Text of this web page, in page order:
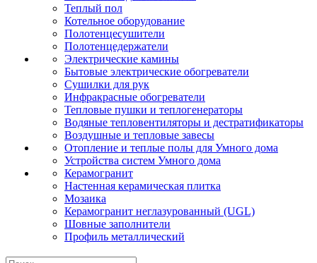
Теплый пол
Котельное оборудование
Полотенцесушители
Полотенцедержатели
Электрические камины
Бытовые электрические обогреватели
Сушилки для рук
Инфракрасные обогреватели
Тепловые пушки и теплогенераторы
Водяные тепловентиляторы и дестратификаторы
Воздушные и тепловые завесы
Отопление и теплые полы для Умного дома
Устройства систем Умного дома
Керамогранит
Настенная керамическая плитка
Мозаика
Керамогранит неглазурованный (UGL)
Шовные заполнители
Профиль металлический